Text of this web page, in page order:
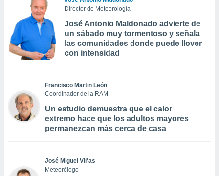
Director de Meteorología
José Antonio Maldonado advierte de
un sábado muy tormentoso y señala
las comunidades donde puede llover
con intensidad
Francisco Martín León
Coordinador de la RAM
Un estudio demuestra que el calor
extremo hace que los adultos mayores
permanezcan más cerca de casa
José Miguel Viñas
Meteorólogo